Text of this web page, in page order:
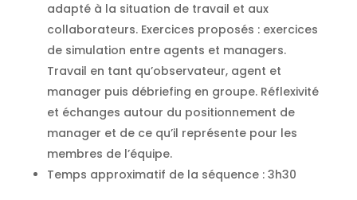
adapté à la situation de travail et aux
collaborateurs. Exercices proposés : exercices
de simulation entre agents et managers.
Travail en tant qu’observateur, agent et
manager puis débriefing en groupe. Réflexivité
et échanges autour du positionnement de
manager et de ce qu’il représente pour les
membres de l’équipe.
Temps approximatif de la séquence : 3h30